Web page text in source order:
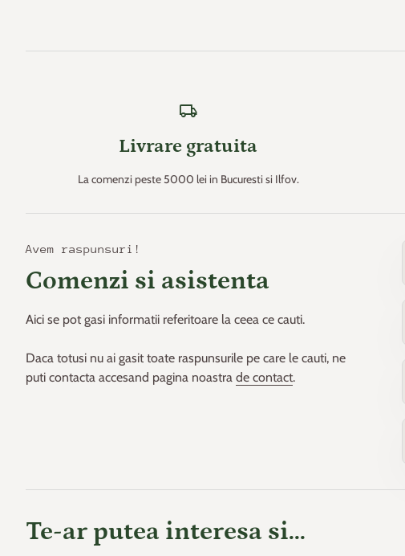
local_shipping
Livrare gratuita
La comenzi peste 5000 lei in Bucuresti si Ilfov.
Avem raspunsuri!
Comenzi si asistenta
Aici se pot gasi informatii referitoare la ceea ce cauti.
Daca totusi nu ai gasit toate raspunsurile pe care le cauti, ne
puti contacta accesand pagina noastra de contact.
Te-ar putea interesa si...